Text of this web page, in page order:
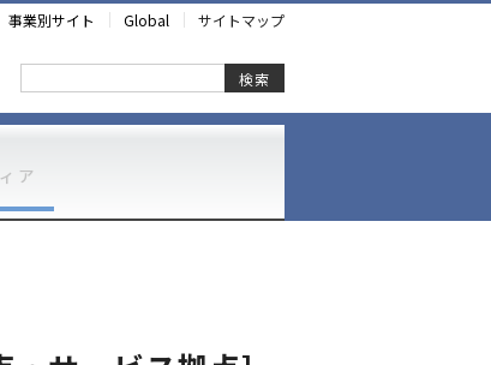
事業別サイト Global サイトマップ
検索
ア